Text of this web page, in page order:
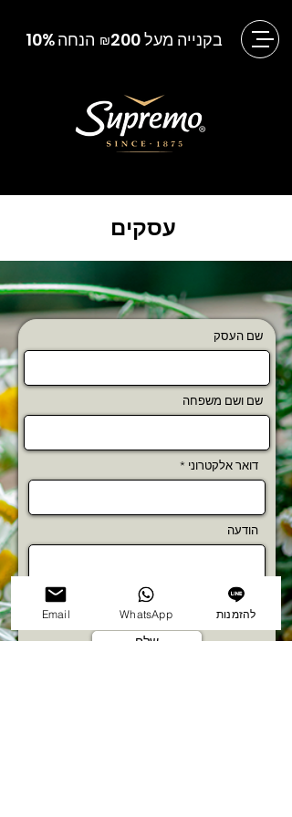
10%הנחה ₪ בקנייה מעל 200
עסקים
שם העסק
שם ושם משפחה
דואר אלקטרוני
הודעה
שלח
Email WhatsApp להזמנות